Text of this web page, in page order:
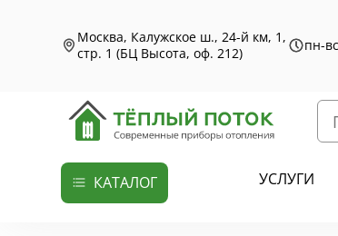
Москва, Калужское ш., 24-й км, 1,
стр. 1 (БЦ Высота, оф. 212)
пн-
КАТАЛОГ УСЛУГИ